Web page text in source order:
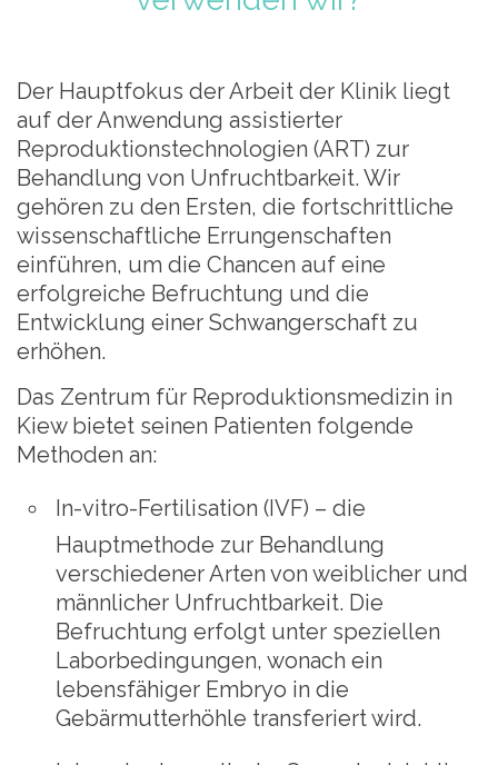
Der Hauptfokus der Arbeit der Klinik liegt
auf der Anwendung assistierter
Reproduktionstechnologien (ART) zur
Behandlung von Unfruchtbarkeit. Wir
gehören zu den Ersten, die fortschrittliche
wissenschaftliche Errungenschaften
einführen, um die Chancen auf eine
erfolgreiche Befruchtung und die
Entwicklung einer Schwangerschaft zu
erhöhen.
Das Zentrum für Reproduktionsmedizin in
Kiew bietet seinen Patienten folgende
Methoden an:
In-vitro-Fertilisation (IVF) – die
Hauptmethode zur Behandlung
verschiedener Arten von weiblicher und
männlicher Unfruchtbarkeit. Die
Befruchtung erfolgt unter speziellen
Laborbedingungen, wonach ein
lebensfähiger Embryo in die
Gebärmutterhöhle transferiert wird.